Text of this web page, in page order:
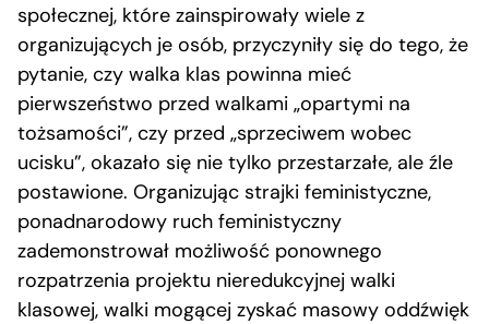
społecznej, które zainspirowały wiele z
organizujących je osób, przyczyniły się do tego, że
pytanie, czy walka klas powinna mieć
pierwszeństwo przed walkami „opartymi na
tożsamości”, czy przed „sprzeciwem wobec
ucisku”, okazało się nie tylko przestarzałe, ale źle
postawione. Organizując strajki feministyczne,
ponadnarodowy ruch feministyczny
zademonstrował możliwość ponownego
rozpatrzenia projektu nieredukcyjnej walki
klasowej, walki mogącej zyskać masowy oddźwięk